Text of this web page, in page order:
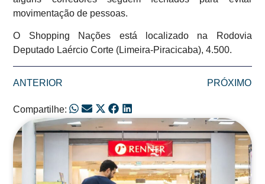
movimentação de pessoas.
O Shopping Nações está localizado na Rodovia
Deputado Laércio Corte (Limeira-Piracicaba), 4.500.
ANTERIOR PRÓXIMO
Compartilhe:
Posts Relacionados